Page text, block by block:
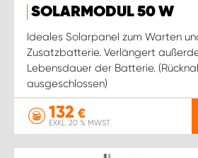
SOLARMODUL 50 W
Ideales Solarpanel zum Warten
Zusatzbatterie. Verlängert
Lebensdauer der Batterie.
ausgeschlossen)
132 €
EXKL. 20 % MWST.